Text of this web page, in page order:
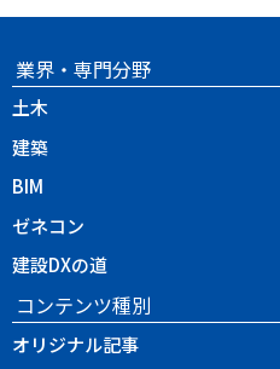
業界・専門分野
土木
建築
BIM
ゼネコン
建設DXの道
コンテンツ種別
オリジナル記事